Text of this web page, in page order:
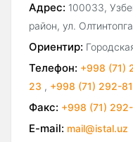
Адрес: 100033,
район, ул.
Ориентир:
Телефон: +998 (71)
23 , +998 (71) 292-
Факс: +998 (71)
E-mail: mail@istal.uz